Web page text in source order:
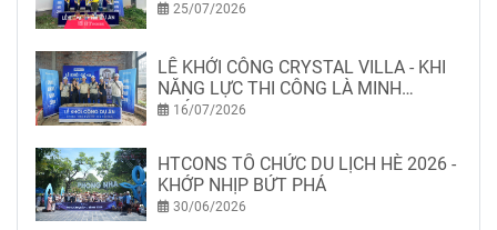
25/07/2026
LỄ KHỞI CÔNG CRYSTAL VILLA - KHI
NĂNG LỰC THI CÔNG LÀ MINH
CHỨNG
16/07/2026
HTCONS TỔ CHỨC DU LỊCH HÈ 2026 -
KHỚP NHỊP BỨT PHÁ
30/06/2026